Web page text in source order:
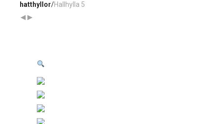
hatthyllor/Hallhylla 5